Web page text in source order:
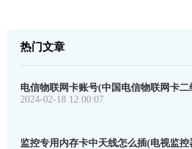
热门文章
电信物联网卡账号(中国电信物联网卡二
2024-02-18 12:00:07
监控专用内存卡中天线怎么插(电视监控